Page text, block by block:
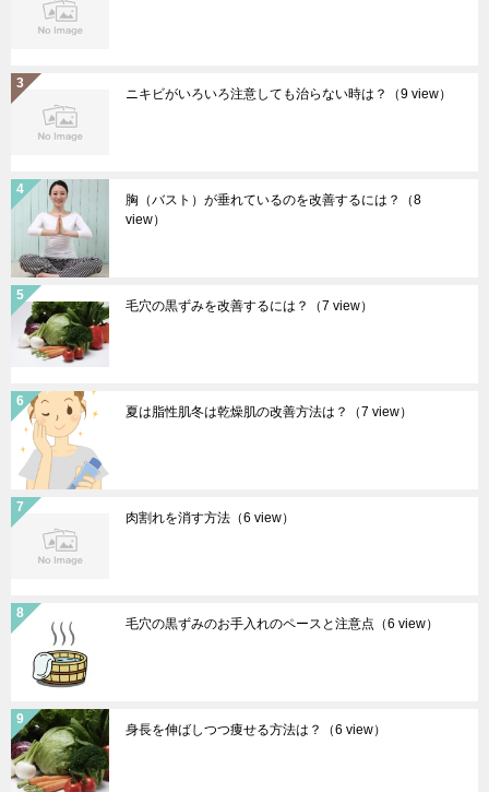
ニキビがいろいろ注意しても治らない時は？ （9 view）
胸（バスト）が垂れているのを改善するには？
（8
view）
毛穴の黒ずみを改善するには？ （7 view）
夏は脂性肌冬は乾燥肌の改善方法は？ （7 view）
肉割れを消す方法 （6 view）
毛穴の黒ずみのお手入れのペースと注意点 （6 view）
身長を伸ばしつつ痩せる方法は？ （6 view）